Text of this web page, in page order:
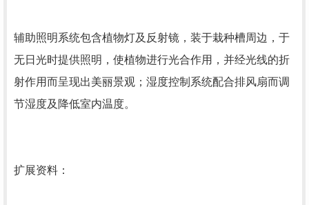
辅助照明系统包含植物灯及反射镜，装于栽种槽周边，于
无日光时提供照明，使植物进行光合作用，并经光线的折
射作用而呈现出美丽景观；湿度控制系统配合排风扇而调
节湿度及降低室内温度。
扩展资料：